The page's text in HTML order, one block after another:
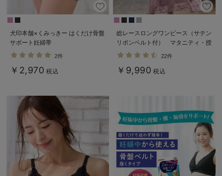
犬印本舗×くみっきー はくだけ骨盤
サポート妊婦帯
2件
￥2,970 税込
総レースロングワンピース（サテン
リボンベルト付） マタニティ・授
乳服【出産後も長く使える】
22件
￥9,990 税込